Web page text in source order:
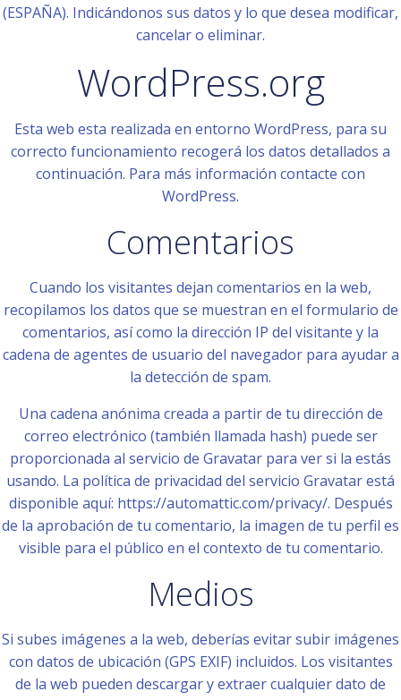
(ESPAÑA). Indicándonos sus datos y lo que desea modificar,
cancelar o eliminar.
WordPress.org
Esta web esta realizada en entorno WordPress, para su
correcto funcionamiento recogerá los datos detallados a
continuación. Para más información contacte con
WordPress.
Comentarios
Cuando los visitantes dejan comentarios en la web,
recopilamos los datos que se muestran en el formulario de
comentarios, así como la dirección IP del visitante y la
cadena de agentes de usuario del navegador para ayudar a
la detección de spam.
Una cadena anónima creada a partir de tu dirección de
correo electrónico (también llamada hash) puede ser
proporcionada al servicio de Gravatar para ver si la estás
usando. La política de privacidad del servicio Gravatar está
disponible aquí: https://automattic.com/privacy/. Después
de la aprobación de tu comentario, la imagen de tu perfil es
visible para el público en el contexto de tu comentario.
Medios
Si subes imágenes a la web, deberías evitar subir imágenes
con datos de ubicación (GPS EXIF) incluidos. Los visitantes
de la web pueden descargar y extraer cualquier dato de